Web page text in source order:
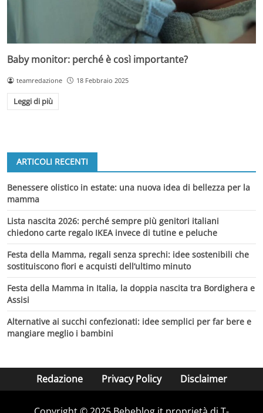
Baby monitor: perché è così importante?
teamredazione 18 Febbraio 2025
Leggi di più
ARTICOLI RECENTI
Benessere olistico in estate: una nuova idea di bellezza per la
mamma
Lista nascita 2026: perché sempre più genitori italiani
chiedono carte regalo IKEA invece di tutine e peluche
Festa della Mamma, regali senza sprechi: idee sostenibili che
sostituiscono fiori e acquisti dell’ultimo minuto
Festa della Mamma in Italia, la doppia nascita tra Bordighera e
Assisi
Alternative ai succhi confezionati: idee semplici per far bere e
mangiare meglio i bambini
Redazione Privacy Policy Disclaimer